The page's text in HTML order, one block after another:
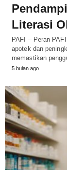
Literasi
PAFI – Peran
apotek dan
memastikan
5 bulan ago